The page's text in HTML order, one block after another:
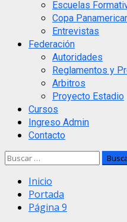
Escuelas
Copa
Entrevistas
Federación
Autoridades
Reglamentos y
Arbitros
Proyecto Estadio
Cursos
Ingreso Admin
Contacto
Buscar:
Inicio
Portada
Página 9